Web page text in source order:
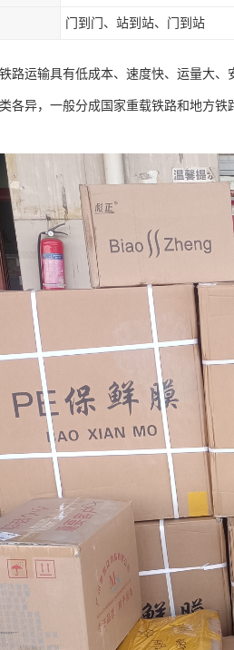
门到门、站到站、门到站
路运输具有低成本、速度快、运量大
各异，一般分成国家重载铁路和地方